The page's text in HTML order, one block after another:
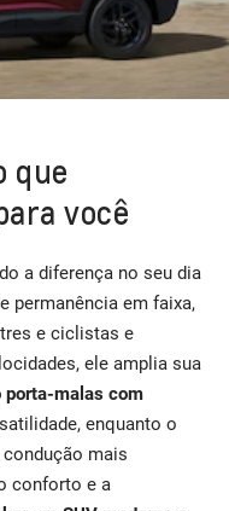
que
você
a diferença no seu dia
permanência em faixa,
e ciclistas e
ele amplia sua
porta-malas com
enquanto o
mais
conforto e a